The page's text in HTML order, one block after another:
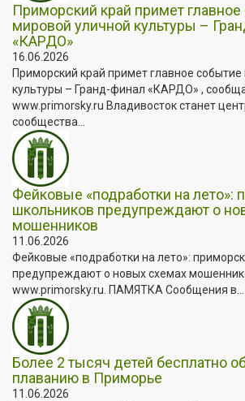
Приморский край примет
мировой уличной культуры –
«КАРДО»
16.06.2026
Приморский край примет главное
культуры – Гранд-финал «КАРДО» ,
www.primorsky.ru Владивосток станет
сообщества...
Фейковые «подработки на лето»:
школьников предупреждают о
мошенников
11.06.2026
Фейковые «подработки на лето»:
предупреждают о новых схемах
www.primorsky.ru. ПАМЯТКА Сообщения в...
Более 2 тысяч детей бесплатно
плаванию в Приморье
11.06.2026